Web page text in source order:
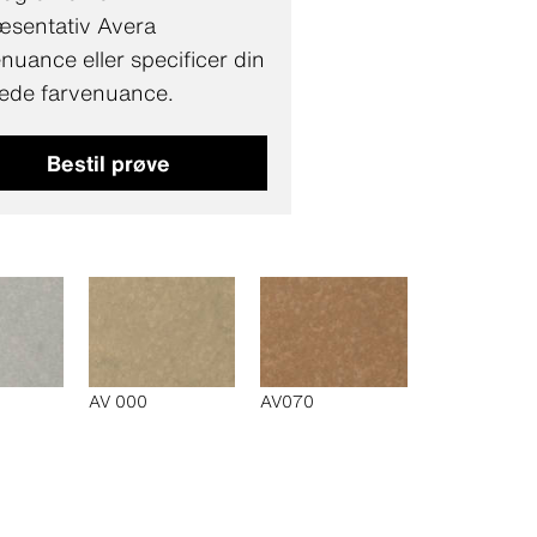
Avera
eller specificer din
farvenuance.
Bestil prøve
AV 000 AV070